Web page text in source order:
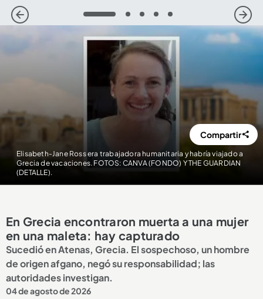
1 2 3 4 5
Elisabeth-Jane Ross era trabajadora humanitaria y habría viajado a
Grecia de vacaciones. FOTOS: CANVA (FONDO) Y THE GUARDIAN
(DETALLE).
Compartir
En Grecia encontraron muerta a una mujer
en una maleta: hay capturado
Sucedió en Atenas, Grecia. El sospechoso, un hombre
de origen afgano, negó su responsabilidad; las
autoridades investigan.
04 de agosto de 2026